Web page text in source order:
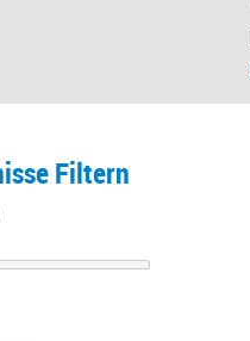
Filtern